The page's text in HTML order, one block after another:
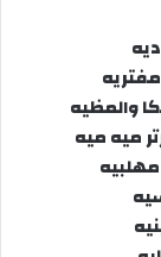
والمظيه
ميه ميه